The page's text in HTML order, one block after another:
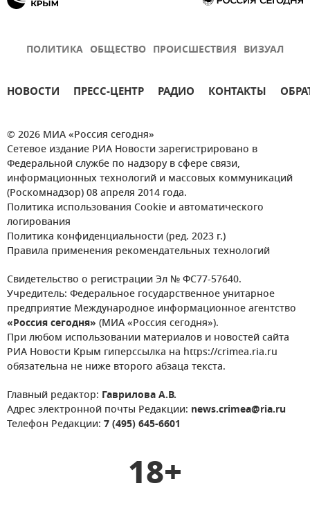
ПОЛИТИКА ОБЩЕСТВО ПРОИСШЕСТВИЯ ВИЗУАЛ
НОВОСТИ ПРЕСС-ЦЕНТР РАДИО КОНТАКТЫ
© 2026 МИА «Россия сегодня»
Сетевое издание РИА Новости зарегистрировано в
Федеральной службе по надзору в сфере связи,
информационных технологий и массовых коммуникаций
(Роскомнадзор) 08 апреля 2014 года.
Политика использования Cookie и автоматического
логирования
Политика конфиденциальности (ред. 2023 г.)
Правила применения рекомендательных технологий
Свидетельство о регистрации Эл № ФС77-57640.
Учредитель: Федеральное государственное унитарное
предприятие Международное информационное агентство
«Россия сегодня» (МИА «Россия сегодня»).
При любом использовании материалов и новостей сайта
РИА Новости Крым гиперссылка на https://crimea.ria.ru
обязательна не ниже второго абзаца текста.
Главный редактор: Гаврилова А.В.
Адрес электронной почты Редакции: news.crimea@ria.ru
Телефон Редакции: 7 (495) 645-6601
18+